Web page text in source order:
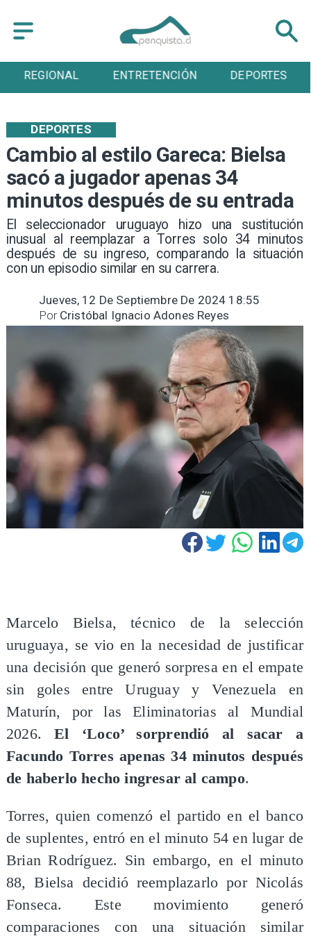
ENTRETENCIÓN DEPORTES CULTURA
Cambio al estilo Gareca: Bielsa
sacó a jugador apenas 34
minutos después de su entrada
​El seleccionador uruguayo hizo una sustitución
inusual al reemplazar a Torres solo 34 minutos
después de su ingreso, comparando la situación
con un episodio similar en su carrera.
DEPORTES
Jueves, 12 De Septiembre De 2024 18:55
Cristóbal Ignacio Adones Reyes
Por
Marcelo Bielsa, técnico de la selección
uruguaya, se vio en la necesidad de justificar
una decisión que generó sorpresa en el empate
sin goles entre Uruguay y Venezuela en
Maturín, por las Eliminatorias al Mundial
2026. El ‘Loco’ sorprendió al sacar a
Facundo Torres apenas 34 minutos después
de haberlo hecho ingresar al campo.
Torres, quien comenzó el partido en el banco
de suplentes, entró en el minuto 54 en lugar de
Brian Rodríguez. Sin embargo, en el minuto
88, Bielsa decidió reemplazarlo por Nicolás
Fonseca. Este movimiento generó
comparaciones con una situación similar